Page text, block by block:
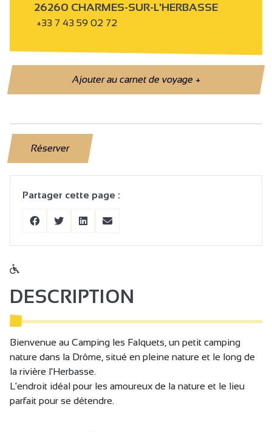
26260 CHARMES-SUR-L'HERBASSE
+33 7 43 59 02 72
Ajouter au carnet de voyage+
Réserver
Partager cette page :
DESCRIPTION
Bienvenue au Camping les Falquets, un petit camping
nature dans la Drôme, situé en pleine nature et le long de
la rivière l'Herbasse.
L'endroit idéal pour les amoureux de la nature et le lieu
parfait pour se détendre.